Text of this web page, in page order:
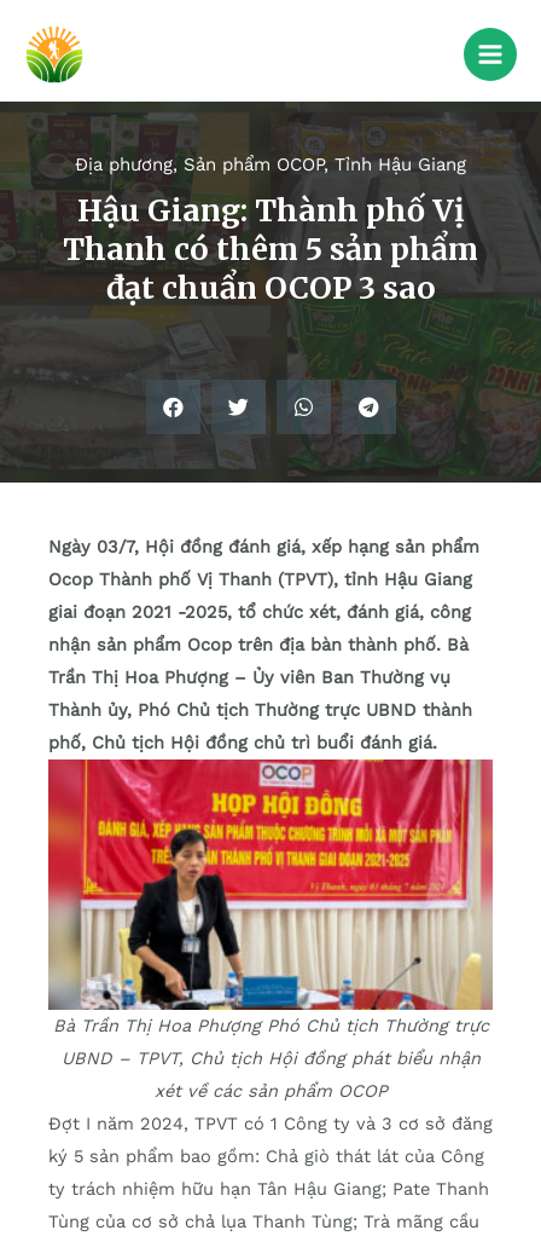
Địa phương, Sản phẩm OCOP, Tỉnh Hậu Giang
Hậu Giang: Thành phố Vị
Thanh có thêm 5 sản phẩm
đạt chuẩn OCOP 3 sao
Ngày 03/7, Hội đồng đánh giá, xếp hạng sản phẩm
Ocop Thành phố Vị Thanh (TPVT), tỉnh Hậu Giang
giai đoạn 2021 -2025, tổ chức xét, đánh giá, công
nhận sản phẩm Ocop trên địa bàn thành phố. Bà
Trần Thị Hoa Phượng – Ủy viên Ban Thường vụ
Thành ủy, Phó Chủ tịch Thường trực UBND thành
phố, Chủ tịch Hội đồng chủ trì buổi đánh giá.
Bà Trần Thị Hoa Phượng Phó Chủ tịch Thường trực
UBND – TPVT, Chủ tịch Hội đồng phát biểu nhận
xét về các sản phẩm OCOP
Đợt I năm 2024, TPVT có 1 Công ty và 3 cơ sở đăng
ký 5 sản phẩm bao gồm: Chả giò thát lát của Công
ty trách nhiệm hữu hạn Tân Hậu Giang; Pate Thanh
Tùng của cơ sở chả lụa Thanh Tùng; Trà mãng cầu